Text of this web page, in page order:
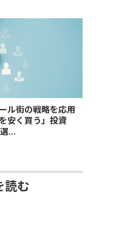
ル街の戦略を応用
安く買う」投資
...
読む